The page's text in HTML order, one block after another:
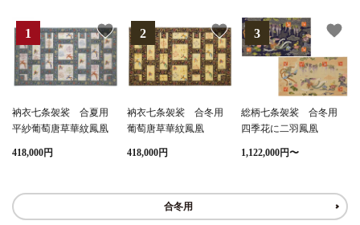
色衣・裳附
黒衣・直綴 布袍・間衣
白衣・色服 襦袢・裾除け
白帯・足袋 草履・はきもの
記念品・おつかいも
の
書籍
灯明具・灯明準備用
品
金香炉・花瓶・火立
土香炉・香炉台・香
仏器・供笥・供物
きん・きん台・鳴物 ご法要用品・箱類
衲衣七条袈裟 合夏用
平紗葡萄唐草華紋鳳凰
418,000円
favorite
衲衣七条袈裟 合冬用
葡萄唐草華紋鳳凰
418,000円
favorite
総柄七条袈裟 合冬用
四季花に二羽鳳凰
1,122,000円〜
favorite
合冬用